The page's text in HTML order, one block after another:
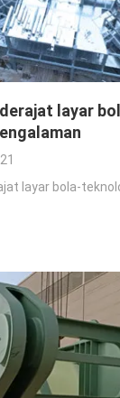
derajat layar
layar bola-